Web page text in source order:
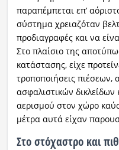
παραπέμπεται επ’
σύστημα χρειαζόταν
προδιαγραφές και να
Στο πλαίσιο της
κατάστασης, είχε
τροποποιήσεις πιέσεων,
ασφαλιστικών
αερισμού στον χώρο
μέτρα αυτά είχαν
Στο στόχαστρο και